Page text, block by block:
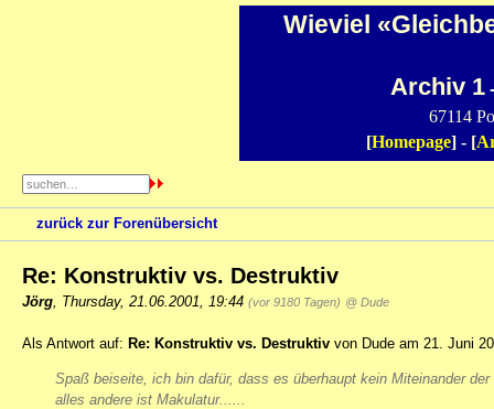
Wieviel
Archiv 1
67114
[Homepage] - [
zurück zur Forenübersicht
Re: Konstruktiv vs. Destruktiv
Jörg Thursday, 21.06.2001, 19:44 (vor 9180 Tagen) @ Dude
Als Antwort auf: Re: Konstruktiv vs. Destruktiv von Dude am 21. Juni
Spaß beiseite, ich bin dafür, dass es überhaupt kein Miteinander
alles andere ist Makulatur......